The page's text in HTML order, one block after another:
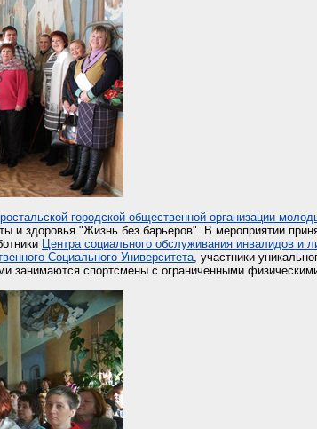
городской общественной организации
и здоровья "Жизнь без барьеров". В мероприятии
Центра социального обслуживания инвалидов и
Социального Университета, участники
занимаются спортсмены с ограниченными